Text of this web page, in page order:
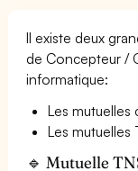
Il existe deux
de Concepteur /
informatique:
Les mutuelles
Les mutuelles
🔹 Mutuelle